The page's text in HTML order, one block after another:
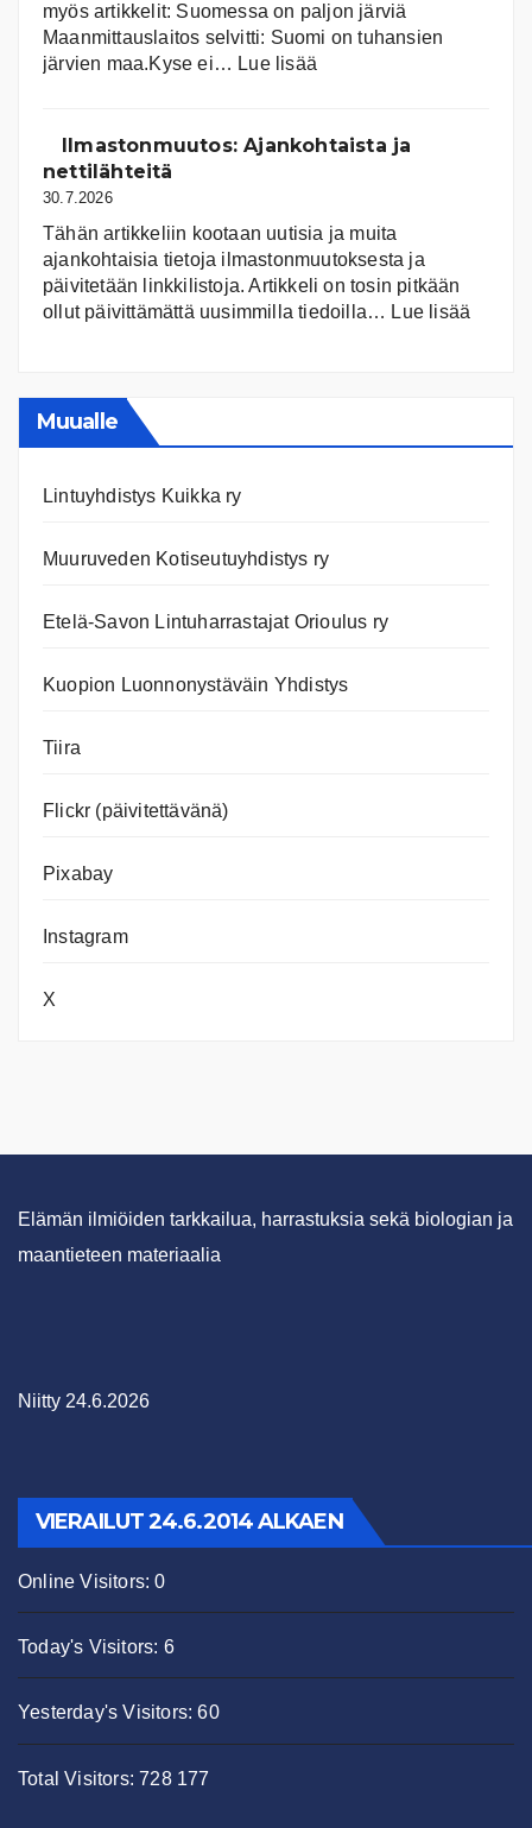
myös artikkelit: Suomessa on pal­jon jär­viä
Maanmittauslaitos selvitti: Suomi on tuhansien
järvien maa.Kyse ei… Lue lisää
ja
Ilmastonmuutos: Ajankohtaista ja
nettilähteitä
30.7.2026
Tähän artikkeliin kootaan uutisia ja muita
ajankohtaisia tietoja ilmastonmuutoksesta ja
päivitetään linkkilistoja. Artikkeli on tosin pitkään
ollut päivittämättä uusimmilla tiedoilla… Lue lisää
Muualle
Lintuyhdistys Kuikka ry
Muuruveden Kotiseutuyhdistys ry
Etelä-Savon Lintuharrastajat Orioulus ry
Kuopion Luonnonystäväin Yhdistys
Tiira
Flickr (päivitettävänä)
Pixabay
Instagram
X
Elämän ilmiöiden tarkkailua, harrastuksia sekä biologian ja
maantieteen materiaalia
Niitty 24.6.2026
VIERAILUT 24.6.2014 ALKAEN
Online Visitors:0
Today's Visitors: 6
Yesterday's Visitors:60
Total Visitors:728 177